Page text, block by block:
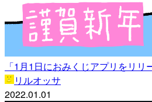
「1月1日におみくじアプリをリ
リルオッサ
2022.01.01